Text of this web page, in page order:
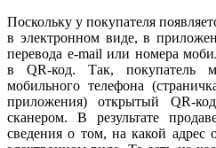
Поскольку у покупателя
в электронном виде, в
перевода e-mail или номера
в QR-код. Так, покупатель
мобильного телефона
приложения) открытый QR-
сканером. В результате
сведения о том, на какой адрес